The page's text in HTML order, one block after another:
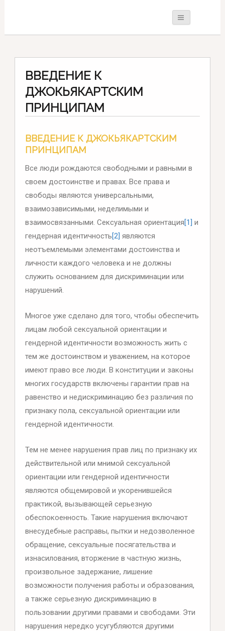
ВВЕДЕНИЕ К
ДЖОКЬЯКАРТСКИМ
ПРИНЦИПАМ
ВВЕДЕНИЕ К ДЖОКЬЯКАРТСКИМ
ПРИНЦИПАМ
Все люди рождаются свободными и равными в
своем достоинстве и правах. Все права и
свободы являются универсальными,
взаимозависимыми, неделимыми и
взаимосвязанными. Сексуальная ориентация[1] и
гендерная идентичность[2] являются
неотъемлемыми элементами достоинства и
личности каждого человека и не должны
служить основанием для дискриминации или
нарушений.
Многое уже сделано для того, чтобы обеспечить
лицам любой сексуальной ориентации и
гендерной идентичности возможность жить с
тем же достоинством и уважением, на которое
имеют право все люди. В конституции и законы
многих государств включены гарантии прав на
равенство и недискриминацию без различия по
признаку пола, сексуальной ориентации или
гендерной идентичности.
Тем не менее нарушения прав лиц по признаку их
действительной или мнимой сексуальной
ориентации или гендерной идентичности
являются общемировой и укоренившейся
практикой, вызывающей серьезную
обеспокоенность. Такие нарушения включают
внесудебные расправы, пытки и недозволенное
обращение, сексуальные посягательства и
изнасилования, вторжение в частную жизнь,
произвольное задержание, лишение
возможности получения работы и образования,
а также серьезную дискриминацию в
пользовании другими правами и свободами. Эти
нарушения нередко усугубляются другими